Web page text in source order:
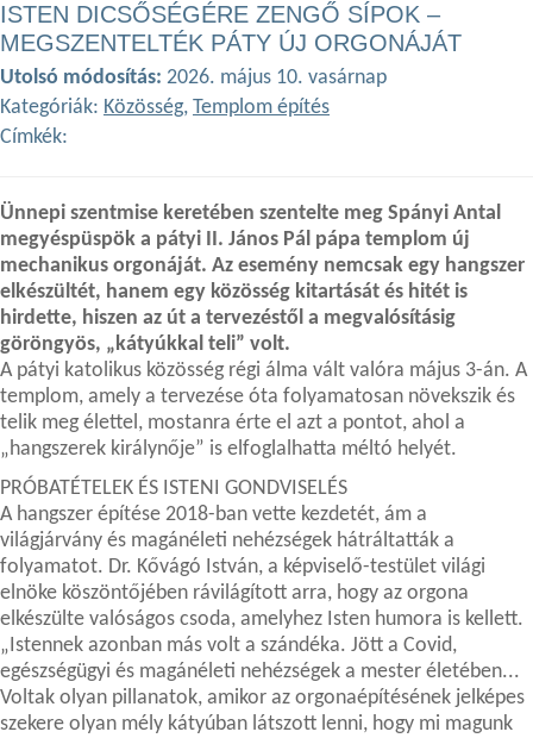
ISTEN DICSŐSÉGÉRE ZENGŐ SÍPOK –
MEGSZENTELTÉK PÁTY ÚJ ORGONÁJÁT
Utolsó módosítás: 2026. május 10. vasárnap
Kategóriák: Közösség, Templom építés
Címkék:
Ünnepi szentmise keretében szentelte meg Spányi Antal
megyéspüspök a pátyi II. János Pál pápa templom új
mechanikus orgonáját. Az esemény nemcsak egy hangszer
elkészültét, hanem egy közösség kitartását és hitét is
hirdette, hiszen az út a tervezéstől a megvalósításig
göröngyös, „kátyúkkal teli” volt.
A pátyi katolikus közösség régi álma vált valóra május 3-án. A
templom, amely a tervezése óta folyamatosan növekszik és
telik meg élettel, mostanra érte el azt a pontot, ahol a
„hangszerek királynője” is elfoglalhatta méltó helyét.
PRÓBATÉTELEK ÉS ISTENI GONDVISELÉS
A hangszer építése 2018-ban vette kezdetét, ám a
világjárvány és magánéleti nehézségek hátráltatták a
folyamatot. Dr. Kővágó István, a képviselő-testület világi
elnöke köszöntőjében rávilágított arra, hogy az orgona
elkészülte valóságos csoda, amelyhez Isten humora is kellett.
„Istennek azonban más volt a szándéka. Jött a Covid,
egészségügyi és magánéleti nehézségek a mester életében...
Voltak olyan pillanatok, amikor az orgonaépítésének jelképes
szekere olyan mély kátyúban látszott lenni, hogy mi magunk